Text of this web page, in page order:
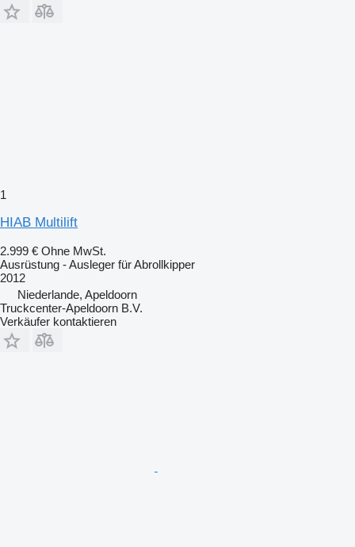
1
HIAB Multilift
2.999 € Ohne MwSt.
Ausrüstung - Ausleger für Abrollkipper
2012
Niederlande, Apeldoorn
Truckcenter-Apeldoorn B.V.
Verkäufer kontaktieren